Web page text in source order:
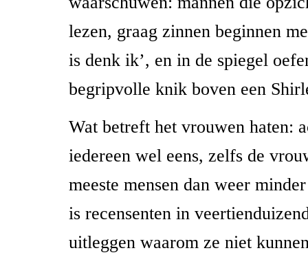
lezen, graag zinnen beginnen
is denk ik’, en in de spiegel
begripvolle knik boven een
Wat betreft het vrouwen haten:
iedereen wel eens, zelfs de
meeste mensen dan weer
is recensenten in
uitleggen waarom ze niet